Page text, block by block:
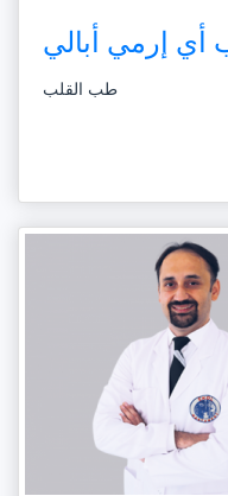
أي إرمي أبالي
طب القلب